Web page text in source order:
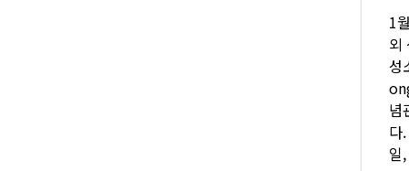
1
외
성
념
다
일